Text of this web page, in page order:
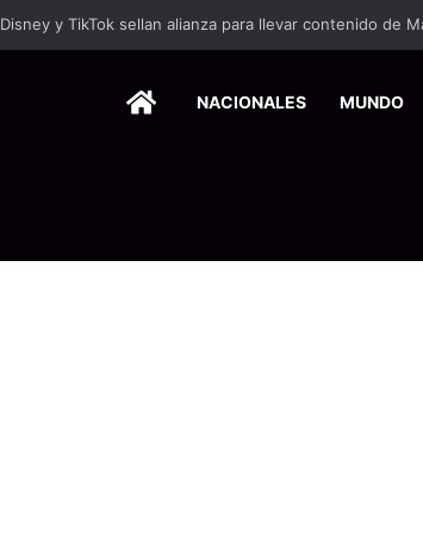
TSE llevará a universitarios herramientas para
HOMENACIONALES MUNDO